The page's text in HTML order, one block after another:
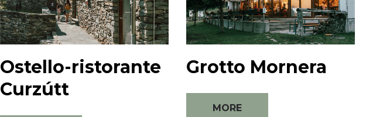
Ostello-ristorante
Curzútt
Grotto Mornera
MORE